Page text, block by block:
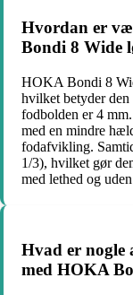
Hvordan er
Bondi 8 Wide
HOKA Bondi 8
hvilket betyder
fodbolden er 4
med en mindre
fodafvikling.
1/3), hvilket gør
med lethed og
Hvad er nogle
med HOKA